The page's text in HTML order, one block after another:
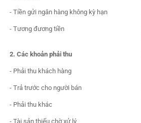
- Tiền gửi ngân hàng không kỳ hạn
- Tương đương tiền
2. Các khoản phải thu
- Phải thu khách hàng
- Trả trước cho người bán
- Phải thu khác
- Tài sản thiếu chờ xử lý